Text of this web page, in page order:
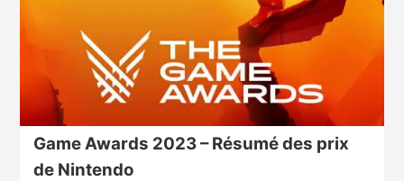
Game Awards 2023 – Résumé des prix
de Nintendo